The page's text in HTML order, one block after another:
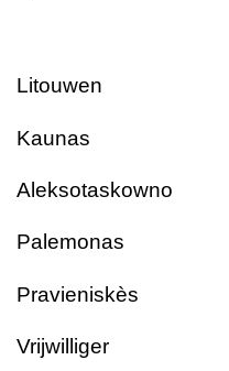
Litouwen
Kaunas
Aleksotaskowno
Palemonas
Pravieniskès
Vrijwilliger